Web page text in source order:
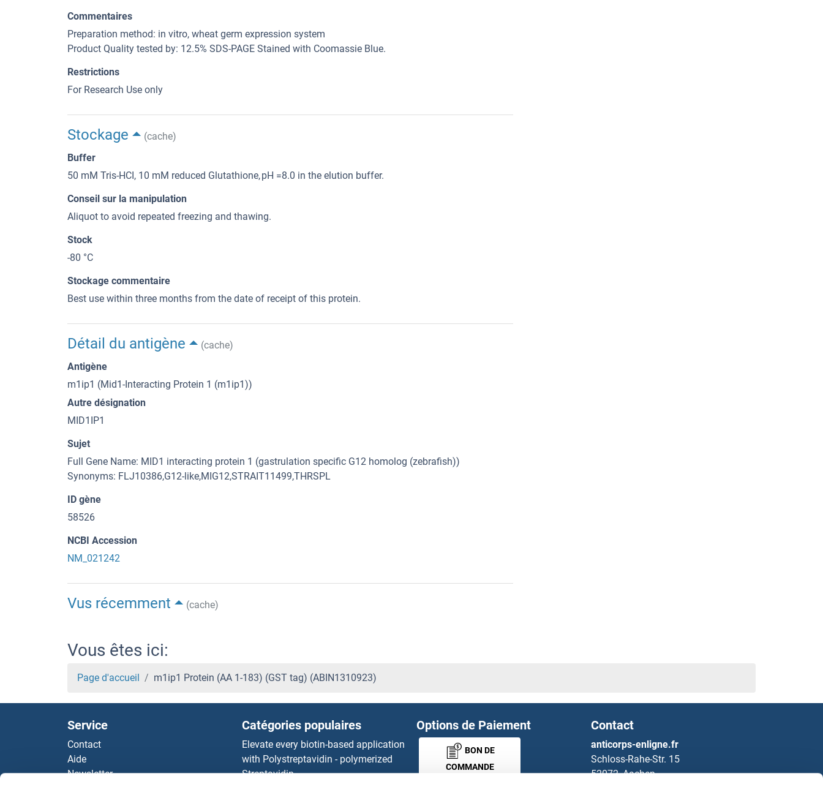
Commentaires
Preparation method: in vitro, wheat germ expression system
Product Quality tested by: 12.5% SDS-PAGE Stained with Coomassie Blue.
Restrictions
For Research Use only
Stockage
(cache)
Buffer
50 mM Tris-HCI, 10 mM reduced Glutathione, pH =8.0 in the elution buffer.
Conseil sur la manipulation
Aliquot to avoid repeated freezing and thawing.
Stock
-80 °C
Stockage commentaire
Best use within three months from the date of receipt of this protein.
Détail du antigène
(cache)
Antigène
m1ip1 (Mid1-Interacting Protein 1 (m1ip1))
Autre désignation
MID1IP1
Sujet
Full Gene Name: MID1 interacting protein 1 (gastrulation specific G12 homolog (zebrafish))
Synonyms: FLJ10386,G12-like,MIG12,STRAIT11499,THRSPL
ID gène
58526
NCBI Accession
NM_021242
Vus récemment (cache)
Vous êtes ici:
Page d'accueil m1ip1 Protein (AA 1-183) (GST tag) (ABIN1310923)
Service
Contact
Aide
Newsletter
Catégories populaires
Elevate every biotin-based application
with Polystreptavidin - polymerized
Streptavidin.
Options de Paiement
BON DE
COMMANDE
Contact
anticorps-enligne.fr
Schloss-Rahe-Str. 15
52072, Aachen